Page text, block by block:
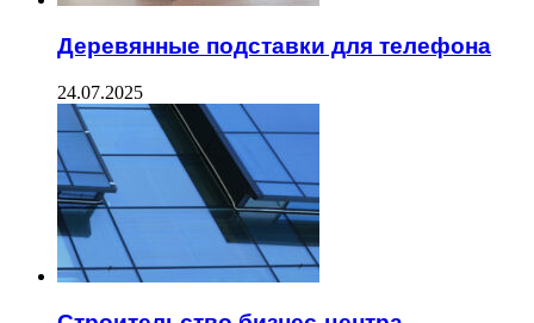
Деревянные подставки для телефона
24.07.2025